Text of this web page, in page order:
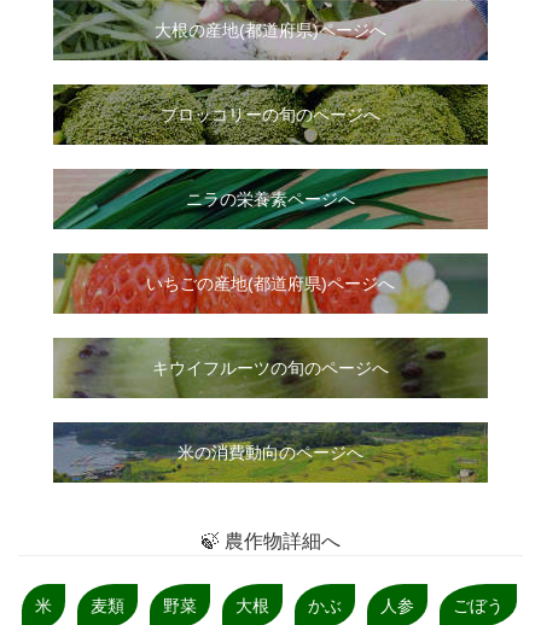
大根の産地(都道府県)ページへ
ブロッコリーの旬のページへ
ニラの栄養素ページへ
いちごの産地(都道府県)ページへ
キウイフルーツの旬のページへ
米の消費動向のページへ
🍃 農作物詳細へ
米 麦類 野菜 大根 かぶ 人参 ごぼう